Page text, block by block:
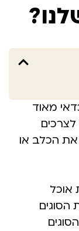
מאוד
הכלב או
אוכל
הסוגים